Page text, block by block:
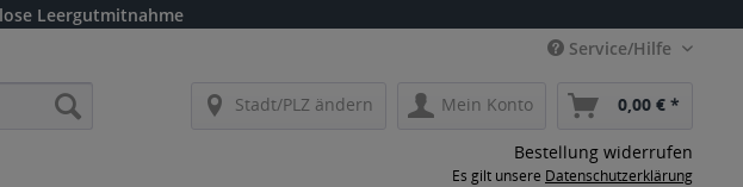
Leergutmitnahme
Service/Hilfe
Stadt/PLZ ändern Mein Konto 0,00 € *
Bestellung widerrufen
Es gilt unsere Datenschutzerklärung